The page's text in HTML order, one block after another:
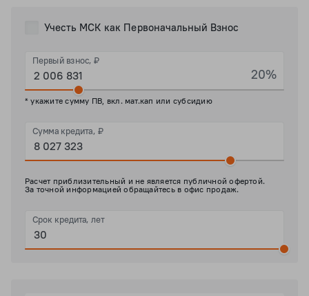
Учесть МСК как Первоначальный Взнос
Первый взнос, ₽
20%
* укажите сумму ПВ, вкл. мат.кап или субсидию
Сумма кредита, ₽
Расчет приблизительный и не является публичной офертой.
За точной информацией обращайтесь в офис продаж.
Срок кредита, лет